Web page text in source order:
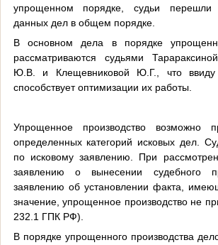
упрощенном порядке, судьи перешли
данных дел в общем порядке.
В основном дела в порядке
рассматриваются судьями
Ю.В. и Клещевниковой Ю.Г., что ввиду
способствует оптимизации их работы.
Упрощенное производство возможно
определенных категорий исковых дел.
по исковому заявлению. При
заявлению о вынесении судебного
заявлению об установлении факта,
значение, упрощенное производство не
232.1 ГПК РФ).
В порядке упрощенного производства